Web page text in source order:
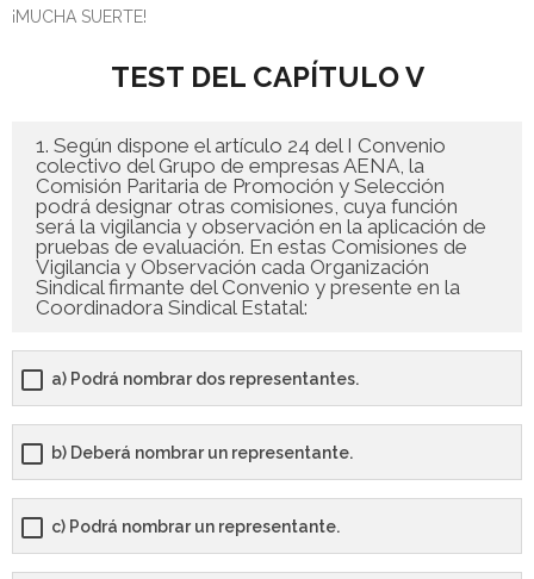
- - OPOSICIÓN Auxiliar Administrativo de la Junta de
- Aragón
- - TEST de Auxiliar Administrativo DGA Aragón 2026
- - TEST de Administrativo DGA Aragón 2026
Zaragoza Unizar - 2025
- Castilla-La Mancha
- - OPOSICIÓN Auxiliar Administrativo SESCAM – Libre –
- - OPOSICIÓN Auxiliar de Enfermería TCAE SESCAM,
¡MUCHA SUERTE!
TEST DEL CAPÍTULO V
1. Según dispone el artículo 24 del I Convenio
colectivo del Grupo de empresas AENA, la
Comisión Paritaria de Promoción y Selección
podrá designar otras comisiones, cuya función
será la vigilancia y observación en la aplicación de
pruebas de evaluación. En estas Comisiones de
Vigilancia y Observación cada Organización
Sindical firmante del Convenio y presente en la
Coordinadora Sindical Estatal:
a) Podrá nombrar dos representantes.
b) Deberá nombrar un representante.
c) Podrá nombrar un representante.